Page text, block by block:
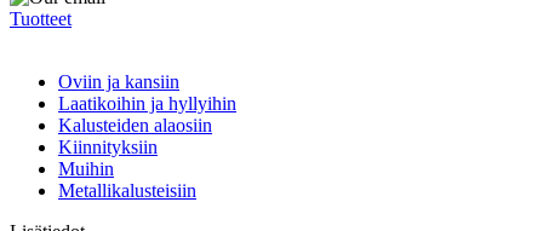
Tuotteet
Oviin ja kansiin
Laatikoihin ja hyllyihin
Kalusteiden alaosiin
Kiinnityksiin
Muihin
Metallikalusteisiin